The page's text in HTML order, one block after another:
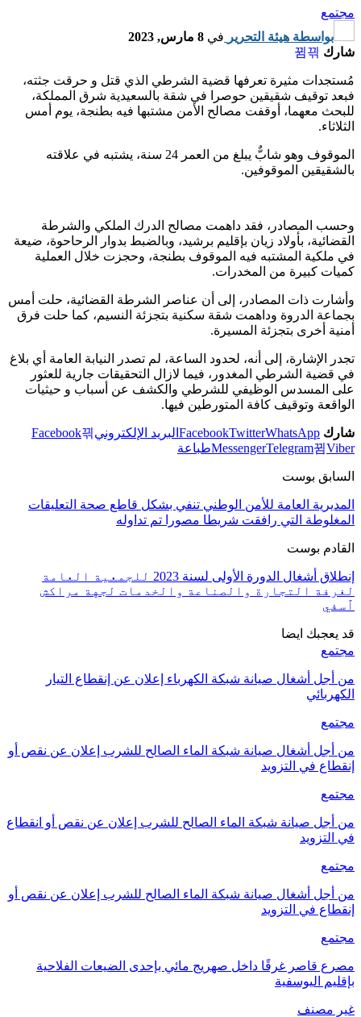
مجتمع
بواسطة هيئة التحرير في 8 مارس, 2023
شارك
مُستجدات مثيرة تعرفها قضية الشرطي الذي قتل و حرقت جثته،
فبعد توقيف شقيقين حوصرا في شقة بالسعيدية شرق المملكة،
للبحث معهما، أوقفت مصالح الأمن مشتبها فيه بطنجة، يوم أمس
الثلاثاء.
الموقوف وهو شابٌّ يبلغ من العمر 24 سنة، يشتبه في علاقته
بالشقيقين الموقوفين.
وحسب المصادر، فقد داهمت مصالح الدرك الملكي والشرطة
القضائية، بأولاد زيان بإقليم برشيد، وبالضبط بدوار الرحاحوة، ضيعة
في ملكية المشتبه فيه الموقوف بطنجة، وحجزت خلال العملية
كميات كبيرة من المخدرات.
وأشارت ذات المصادر، إلى أن عناصر الشرطة القضائية، حلت أمس
بجماعة الدروة وداهمت شقة سكنية بتجزئة النسيم، كما حلت فرق
أمنية أخرى بتجزئة المسيرة.
تجدر الإشارة، إلى أنه، لحدود الساعة، لم تصدر النيابة العامة أي بلاغ
في قضية الشرطي المغدور، فيما لازال التحقيقات جارية للعثور
على المسدس الوظيفي للشرطي والكشف عن أسباب و حيثيات
الواقعة وتوقيف كافة المتورطين فيها.
شارك FacebookTwitterWhatsApp البريد الإلكتروني
Facebook
MessengerTelegram Viber طباعة
السابق بوست
المديرية العامة للأمن الوطني تنفي بشكل قاطع صحة التعليقات
المغلوطة التي رافقت شريطا مصورا تم تداوله
القادم بوست
إنطلاق أشغال الدورة الأولى لسنة 2023 للجمعية العامة
لغرفة التجارة والصناعة والخدمات لجهة مراكش
ٱسفي
قد يعجبك ايضا
مجتمع
من أجل أشغال صيانة شبكة الكهرباء إعلان عن إنقطاع التيار
الكهربائي
مجتمع
من أجل أشغال صيانة شبكة الماء الصالح للشرب إعلان عن نقص أو
إنقطاع في التزويد
مجتمع
من أجل صيانة شبكة الماء الصالح للشرب إعلان عن نقص أو انقطاع
في التزويد
مجتمع
من أجل أشغال صيانة شبكة الماء الصالح للشرب إعلان عن نقص أو
إنقطاع في التزويد
مجتمع
مصرع قاصر غرقًا داخل صهريج مائي بإحدى الضيعات الفلاحية
بإقليم اليوسفية
غير مصنف